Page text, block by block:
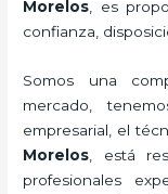
Morelos , es
confianza,
Somos una
mercado,
empresarial, el
Morelos , está
profesionales